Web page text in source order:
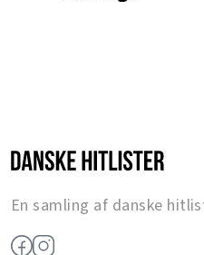
En samling af danske